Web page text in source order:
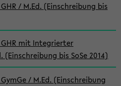
/ M.Ed. (Einschreibung bis
mit Integrierter
bis SoSe 2014)
/ M.Ed. (Einschreibung